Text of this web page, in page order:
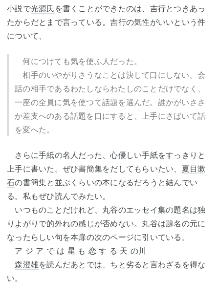
小説で光源氏 を書くことができたのは、吉行とつきあっ
たからだとまで言っている。吉行の気性がいいという件
について、
何につけても気を使ふ人だった。
相手のいやがりさうなことは決して口にしない。会
話の相手であるわたしならわたしのことだけでなく、
一座の全員に気を使つて話題を選んだ。誰かがいささ
か差支へのある話題を口にすると、上手にさばいて話
を変へた。
さらに手紙の名人だった、心優しい手紙をすっきりと
上手に書いた。ぜひ書簡集をだしてもらいたい、 夏目漱
石の書簡集と並ぶくらいの本になるだろうと結んでい
る。私もぜひ読んでみたい。
いつものことだけれど、丸谷のエッセイ集の題名は独
りよがりで的外れの感じが否めない。丸谷は題名の元に
なったらしい句を本扉の次のページに引いている。
ア ジ ア で は 星 も 恋 す る 天 の川
森澄雄を読んだあとでは、ちと劣ると言わざるを得な
い。